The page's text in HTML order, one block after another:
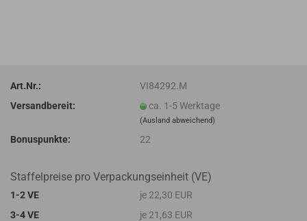
Art.Nr.:
VI84292.M
Versandbereit:
ca. 1-5 Werktage
(Ausland abweichend)
Bonuspunkte: 22
Staffelpreise pro Verpackungseinheit (VE)
1-2 VE
je 22,30 EUR
3-4 VE
je 21,63 EUR